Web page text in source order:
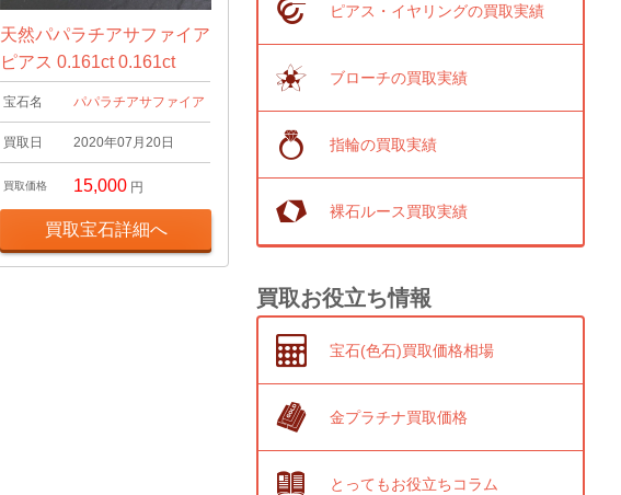
天然パパラチアサファイア
ピアス 0.161ct 0.161ct
宝石名 パパラチアサファイア
買取日 2020年07月20日
買取価格 15,000 円
買取宝石詳細へ
ピアス・イヤリングの買取実績
ブローチの買取実績
指輪の買取実績
裸石ルース買取実績
買取お役立ち情報
宝石(色石)買取価格相場
金プラチナ買取価格
とってもお役立ちコラム